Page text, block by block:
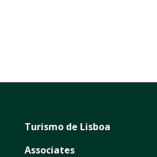
Turismo de Lisboa
Associates